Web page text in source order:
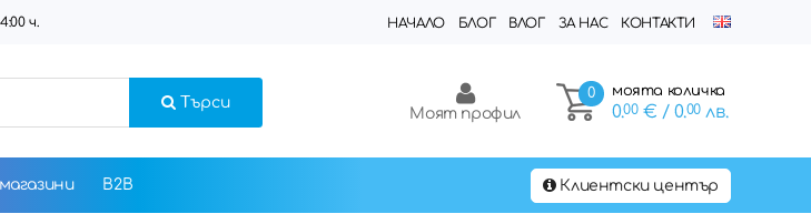
ч. НАЧАЛО БЛОГ ВЛОГ ЗА НАС КОНТАКТИ
Търси
0 моята количка
0.00€ / 0.00лв.
Моят профил
B2B Клиентски център